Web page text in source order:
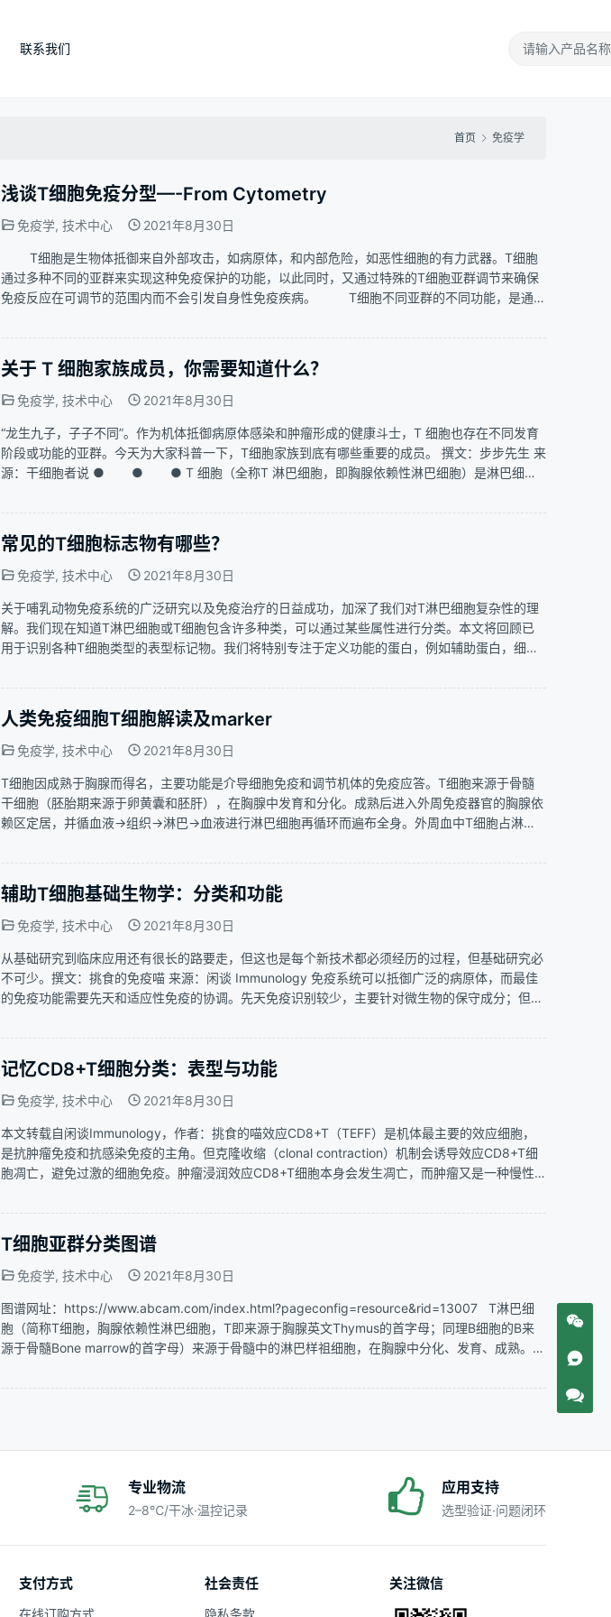
联系我们
首页 免疫学
浅谈T细胞免疫分型—-From Cytometry
免疫学, 技术中心 2021年8月30日
T细胞是生物体抵御来自外部攻击，如病原体，和内部危险，如恶性细胞的有力武器。T细胞
通过多种不同的亚群来实现这种免疫保护的功能，以此同时，又通过特殊的T细胞亚群调节来确保
免疫反应在可调节的范围内而不会引发自身性免疫疾病。 T细胞不同亚群的不同功能，是通过
部的转录因子和细胞因子染色来实…
关于 T 细胞家族成员，你需要知道什么？
免疫学, 技术中心 2021年8月30日
“龙生九子，子子不同”。作为机体抵御病原体感染和肿瘤形成的健康斗士，T 细胞也存在不同发育
阶段或功能的亚群。今天为大家科普一下，T细胞家族到底有哪些重要的成员。 撰文：步步先生 来
源：干细胞者说 ● ● ● T 细胞（全称T 淋巴细胞，即胸腺依赖性淋巴细胞）是淋巴细胞
抵御疾病感染和肿瘤形成的“斗士…
常见的T细胞标志物有哪些​？​
免疫学, 技术中心 2021年8月30日
关于哺乳动物免疫系统的广泛研究以及免疫治疗的日益成功，加深了我们对T淋巴细胞复杂性的理
解。我们现在知道T淋巴细胞或T细胞包含许多种类，可以通过某些属性进行分类。本文将回顾已
用于识别各种T细胞类型的表型标记物。我们将特别专注于定义功能的蛋白，例如辅助蛋白，细胞
开始，给定T细胞的功能和特性可以广泛地由其细胞表面蛋白…
人类免疫细胞T细胞解读及marker
免疫学, 技术中心 2021年8月30日
T细胞因成熟于胸腺而得名，主要功能是介导细胞免疫和调节机体的免疫应答。T细胞来源于骨髓
干细胞（胚胎期来源于卵黄囊和胚肝），在胸腺中发育和分化。成熟后进入外周免疫器官的胸腺依
赖区定居，并循血液->组织->淋巴->血液进行淋巴细胞再循环而遍布全身。外周血中T细胞占淋巴
辅助T细胞基础生物学：分类和功能
免疫学, 技术中心 2021年8月30日
从基础研究到临床应用还有很长的路要走，但这也是每个新技术都必须经历的过程，但基础研究必
不可少。撰文：挑食的免疫喵 来源：闲谈 Immunology 免疫系统可以抵御广泛的病原体，而最佳
的免疫功能需要先天和适应性免疫的协调。先天免疫识别较少，主要针对微生物的保守成分；但适
虽然淋巴细胞受体具有难以置信的多样性…
记忆CD8+T细胞分类：表型与功能
免疫学, 技术中心 2021年8月30日
本文转载自闲谈Immunology，作者：挑食的喵效应CD8+T（TEFF）是机体最主要的效应细胞，
是抗肿瘤免疫和抗感染免疫的主角。但克隆收缩（clonal contraction）机制会诱导效应CD8+T细
胞凋亡，避免过激的细胞免疫。肿瘤浸润效应CD8+T细胞本身会发生凋亡，而肿瘤又是一种慢性
持续的抗肿瘤…
T细胞亚群分类图谱
免疫学, 技术中心 2021年8月30日
图谱网址：https://www.abcam.com/index.html?pageconfig=resource&rid=13007 T淋巴细
胞（简称T细胞，胸腺依赖性淋巴细胞，T即来源于胸腺英文Thymus的首字母；同理B细胞的B来
源于骨髓Bone marrow的首字母）来源于骨髓中的淋巴样祖细胞，在胸腺中分化、发育、成熟。
专业物流
2–8℃/干冰·温控记录
应用支持
选型验证·问题闭环
支付方式
在线订购方式
社会责任
隐私条款
关注微信